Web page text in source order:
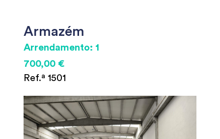
Armazém
Arrendamento: 1
700,00 €
Ref.ª 1501